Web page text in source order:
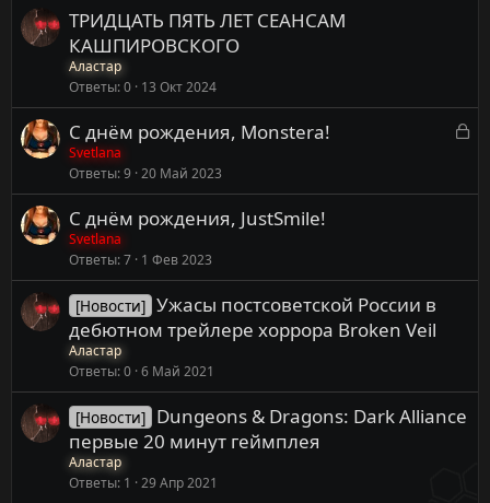
ТРИДЦАТЬ ПЯТЬ ЛЕТ СЕАНСАМ
КАШПИРОВСКОГО
Аластар
Ответы 0 13 Окт 2024
З
р
С днём рождения, Monstera!
Svetlana
Ответы 9 20 Май 2023
С днём рождения, JustSmile!
Svetlana
Ответы 7 1 Фев 2023
[Новости] Ужасы постсоветской России в
дебютном трейлере хоррора Broken Veil
Аластар
Ответы 0 6 Май 2021
[Новости] Dungeons & Dragons: Dark Alliance
первые 20 минут геймплея
Аластар
Ответы 1 29 Апр 2021